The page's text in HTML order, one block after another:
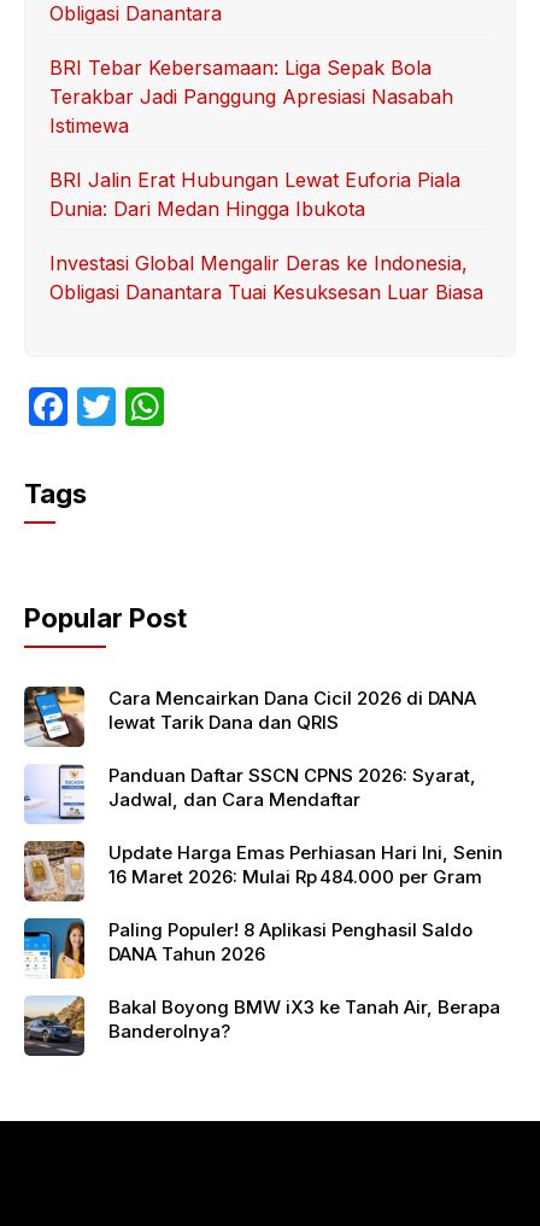
Obligasi Danantara
BRI Tebar Kebersamaan: Liga Sepak Bola
Terakbar Jadi Panggung Apresiasi Nasabah
Istimewa
BRI Jalin Erat Hubungan Lewat Euforia Piala
Dunia: Dari Medan Hingga Ibukota
Investasi Global Mengalir Deras ke Indonesia,
Obligasi Danantara Tuai Kesuksesan Luar Biasa
F
c
e
o
o
k
T
p
p
Tags
Popular Post
Cara Mencairkan Dana Cicil 2026 di DANA
lewat Tarik Dana dan QRIS
Panduan Daftar SSCN CPNS 2026: Syarat,
Jadwal, dan Cara Mendaftar
Update Harga Emas Perhiasan Hari Ini, Senin
16 Maret 2026: Mulai Rp 484.000 per Gram
Paling Populer! 8 Aplikasi Penghasil Saldo
DANA Tahun 2026
Bakal Boyong BMW iX3 ke Tanah Air, Berapa
Banderolnya?